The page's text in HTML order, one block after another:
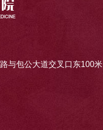
与包公大道交叉口东100米